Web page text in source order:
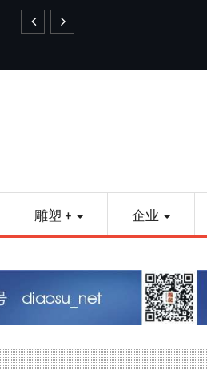
雕塑 + 企业